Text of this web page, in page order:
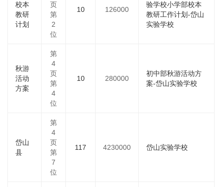
校本
教研
计划
页
第
2
位
10 126000
验学校小学部校本
教研工作计划-岱山
实验学校
秋游
活动
方案
第
4
页
第
4
位
10 280000
初中部秋游活动方
案-岱山实验学校
岱山
县
第
4
页
第
7
位
117 4230000 岱山实验学校